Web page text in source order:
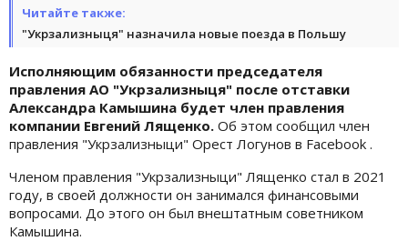
Читайте также:
"Укрзализныця" назначила новые поезда в Польшу
Исполняющим обязанности председателя
правления АО "Укрзализныця" после отставки
Александра Камышина будет член правления
компании Евгений Лященко. Об этом сообщил член
правления "Укрзализныци" Орест Логунов в Facebook .
Членом правления "Укрзализныци" Лященко стал в 2021
году, в своей должности он занимался финансовыми
вопросами. До этого он был внештатным советником
Камышина.